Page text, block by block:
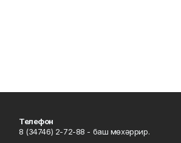
Телефон
8 (34746) 2-72-88 - баш мөхәррир.